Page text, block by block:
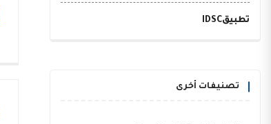
تطبيقIDSC
تصنيفات أخرى